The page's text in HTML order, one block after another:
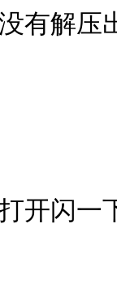
有解压
开闪一